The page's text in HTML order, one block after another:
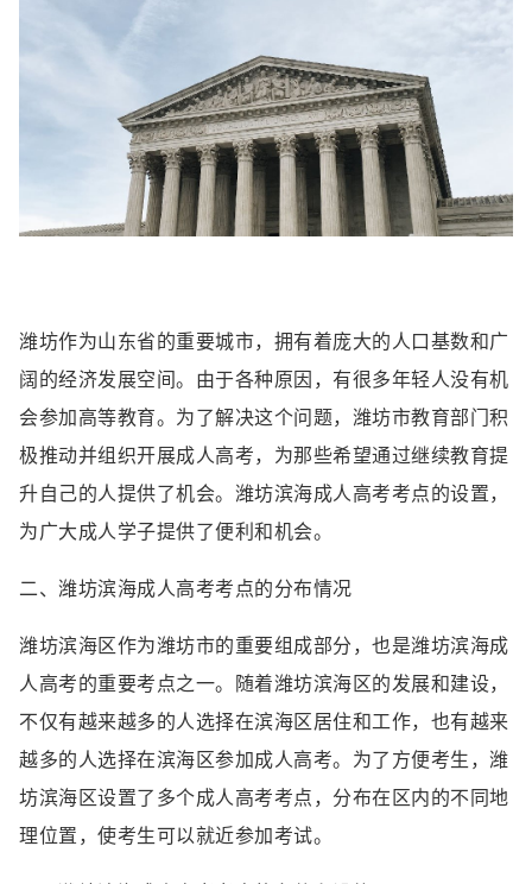
潍坊作为山东省的重要城市，拥有着庞大的人口基数和广
阔的经济发展空间。由于各种原因，有很多年轻人没有机
会参加高等教育。为了解决这个问题，潍坊市教育部门积
极推动并组织开展成人高考，为那些希望通过继续教育提
升自己的人提供了机会。潍坊滨海成人高考考点的设置，
为广大成人学子提供了便利和机会。
二、潍坊滨海成人高考考点的分布情况
潍坊滨海区作为潍坊市的重要组成部分，也是潍坊滨海成
人高考的重要考点之一。随着潍坊滨海区的发展和建设，
不仅有越来越多的人选择在滨海区居住和工作，也有越来
越多的人选择在滨海区参加成人高考。为了方便考生，潍
坊滨海区设置了多个成人高考考点，分布在区内的不同地
理位置，使考生可以就近参加考试。